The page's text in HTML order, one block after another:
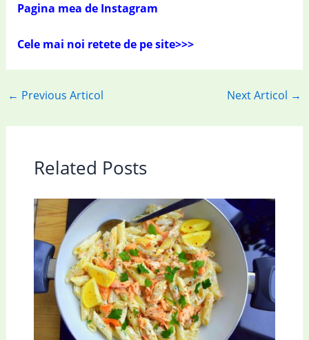
Pagina mea de Instagram
Cele mai noi retete de pe site>>>
← Previous Articol Next Articol →
Related Posts